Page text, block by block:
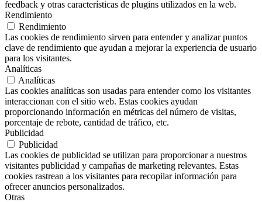
feedback y otras características de plugins utilizados en la web.
Rendimiento
Rendimiento
Las cookies de rendimiento sirven para entender y analizar puntos
clave de rendimiento que ayudan a mejorar la experiencia de usuario
para los visitantes.
Analíticas
Analíticas
Las cookies analíticas son usadas para entender como los visitantes
interaccionan con el sitio web. Estas cookies ayudan
proporcionando información en métricas del número de visitas,
porcentaje de rebote, cantidad de tráfico, etc.
Publicidad
Publicidad
Las cookies de publicidad se utilizan para proporcionar a nuestros
visitantes publicidad y campañas de marketing relevantes. Estas
cookies rastrean a los visitantes para recopilar información para
ofrecer anuncios personalizados.
Otras